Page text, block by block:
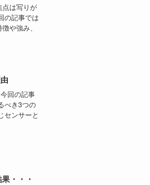
点は写りが
の記事では
や強み、
回の記事
べき3つの
センサーと
・・・